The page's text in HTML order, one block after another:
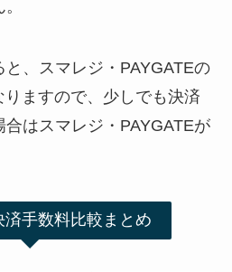
、スマレジ・PAYGATEの
ますので、少しでも決済
はスマレジ・PAYGATEが
済手数料比較まとめ